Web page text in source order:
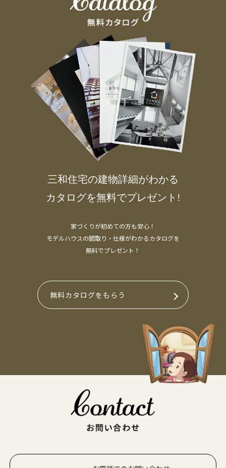
三和住宅の建物詳細がわかる
カタログを無料でプレゼント!
家づくりが初めての方も安心！
モデルハウスの間取り・仕様がわかるカタログを
無料でプレゼント！
無料カタログをもらう